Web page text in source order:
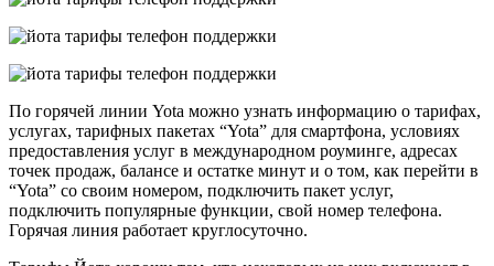
По горячей линии Yota можно узнать информацию о тарифах,
услугах, тарифных пакетах “Yota” для смартфона, условиях
предоставления услуг в международном роуминге, адресах
точек продаж, балансе и остатке минут и о том, как перейти в
“Yota” со своим номером, подключить пакет услуг,
подключить популярные функции, свой номер телефона.
Горячая линия работает круглосуточно.